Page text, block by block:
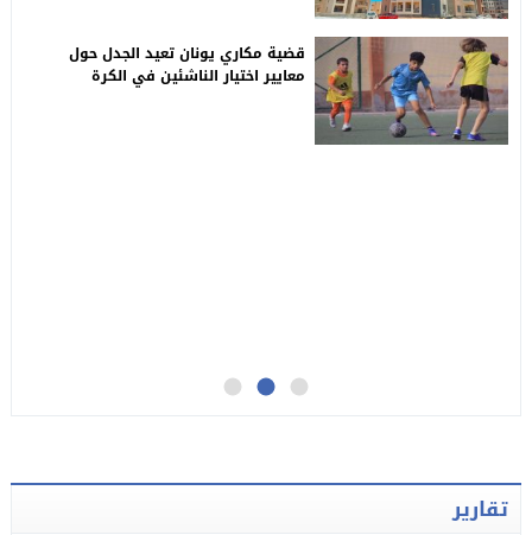
قضية مكاري يونان تعيد الجدل حول
معايير اختيار الناشئين في الكرة
تقارير